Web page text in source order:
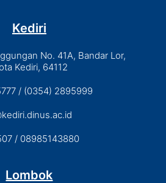
Kediri
No. 41A, Bandar Lor,
Kediri, 64112
/ (0354) 2895999
/ 08985143880
Lombok